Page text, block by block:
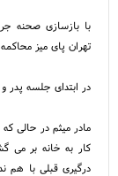
با بازسازی صحنه
تهران پای میز
در ابتدای جلسه پدر
مادر میثم در حالی
کار به خانه بر
درگیری قبلی با هم